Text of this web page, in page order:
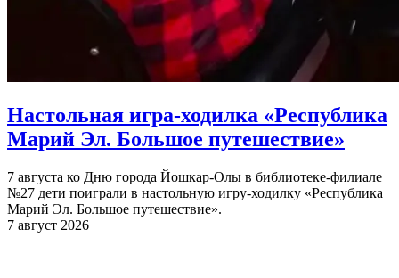
Настольная игра-ходилка «Республика
Марий Эл. Большое путешествие»
7 августа ко Дню города Йошкар-Олы в библиотеке-филиале
№27 дети поиграли в настольную игру-ходилку «Республика
Марий Эл. Большое путешествие».
7 август 2026